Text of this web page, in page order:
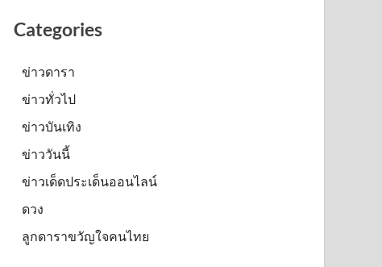
Categories
ข่าวดารา
ข่าวทั่วไป
ข่าวบันเทิง
ข่าววันนี้
ข่าวเด็ดประเด็นออนไลน์
ดวง
ลูกดาราขวัญใจคนไทย